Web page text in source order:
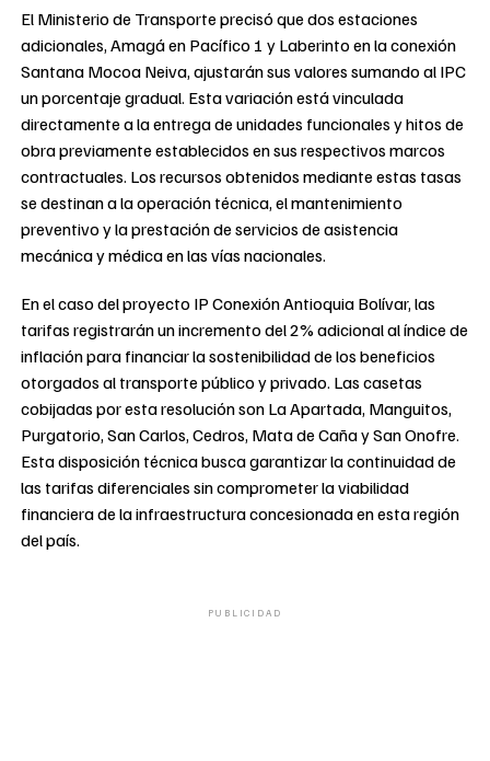
El Ministerio de Transporte precisó que dos estaciones
adicionales, Amagá en Pacífico 1 y Laberinto en la conexión
Santana Mocoa Neiva, ajustarán sus valores sumando al IPC
un porcentaje gradual. Esta variación está vinculada
directamente a la entrega de unidades funcionales y hitos de
obra previamente establecidos en sus respectivos marcos
contractuales. Los recursos obtenidos mediante estas tasas
se destinan a la operación técnica, el mantenimiento
preventivo y la prestación de servicios de asistencia
mecánica y médica en las vías nacionales.
En el caso del proyecto IP Conexión Antioquia Bolívar, las
tarifas registrarán un incremento del 2% adicional al índice de
inflación para financiar la sostenibilidad de los beneficios
otorgados al transporte público y privado. Las casetas
cobijadas por esta resolución son La Apartada, Manguitos,
Purgatorio, San Carlos, Cedros, Mata de Caña y San Onofre.
Esta disposición técnica busca garantizar la continuidad de
las tarifas diferenciales sin comprometer la viabilidad
financiera de la infraestructura concesionada en esta región
del país.
PUBLICIDAD